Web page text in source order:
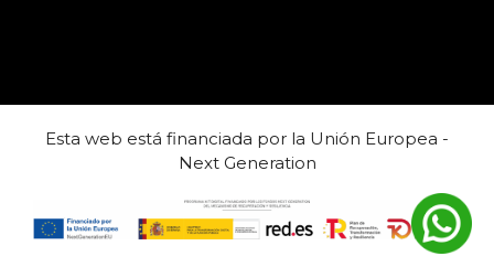
Esta web está financiada por la Unión Europea -
Next Generation